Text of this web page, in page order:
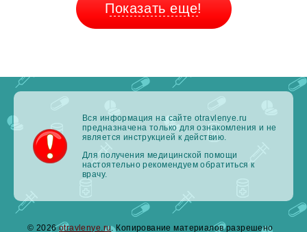
Показать еще!
Вся информация на сайте otravlenye.ru
предназначена только для ознакомления и не
является инструкцией к действию.
Для получения медицинской помощи
настоятельно рекомендуем обратиться к
врачу.
© 2026otravlenye.ru. Копирование материалов разрешено